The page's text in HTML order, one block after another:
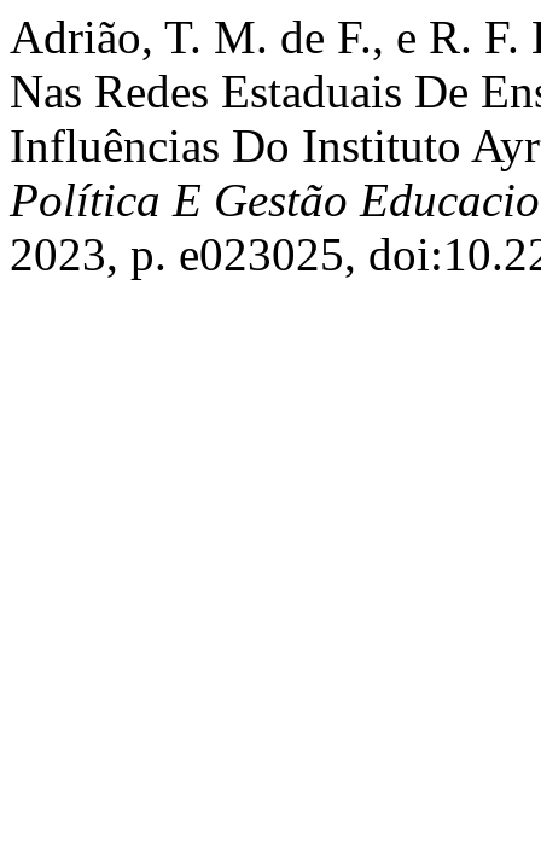
Adrião, T. M. de F., e R.
Nas Redes Estaduais De
Influências Do Instituto
Política E Gestão
2023, p. e023025,